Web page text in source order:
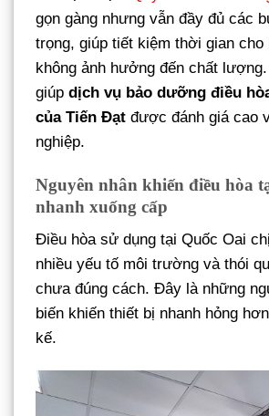
gọn gàng nhưng vẫn đầy đủ các
trọng, giúp tiết kiệm thời gian cho
không ảnh hưởng đến chất
giúp dịch vụ bảo dưỡng điều
của Tiến Đạt được đánh giá cao
nghiệp.
Nguyên nhân khiến điều hòa
nhanh xuống cấp
Điều hòa sử dụng tại Quốc Oai
nhiều yếu tố môi trường và thói
chưa đúng cách. Đây là những
biến khiến thiết bị nhanh hỏng
kế.